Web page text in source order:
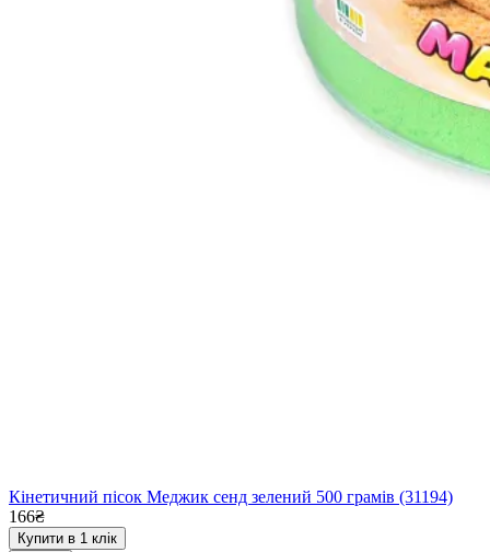
Кінетичний пісок Меджик сенд зелений 500 грамів (31194)
166₴
Купити в 1 клік